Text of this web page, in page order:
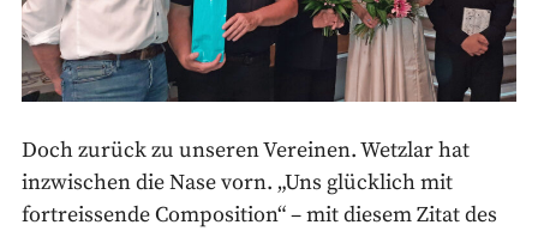
Doch zurück zu unseren Vereinen. Wetzlar hat
inzwischen die Nase vorn. „Uns glücklich mit
fortreissende Composition“ – mit diesem Zitat des